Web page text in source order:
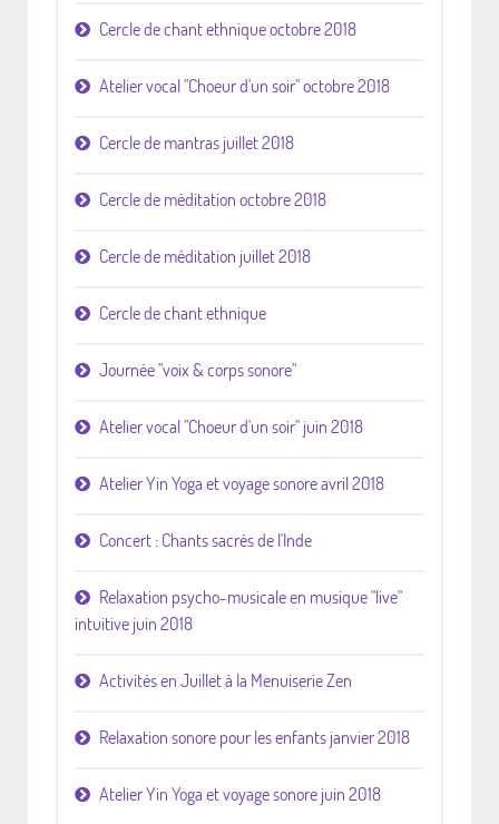
Cercle de chant ethnique octobre 2018
Atelier vocal "Choeur d'un soir" octobre 2018
Cercle de mantras juillet 2018
Cercle de méditation octobre 2018
Cercle de méditation juillet 2018
Cercle de chant ethnique
Journée "voix & corps sonore"
Atelier vocal "Choeur d'un soir" juin 2018
Atelier Yin Yoga et voyage sonore avril 2018
Concert : Chants sacrés de l'Inde
Relaxation psycho-musicale en musique "live"
intuitive juin 2018
Activités en Juillet à la Menuiserie Zen
Relaxation sonore pour les enfants janvier 2018
Atelier Yin Yoga et voyage sonore juin 2018